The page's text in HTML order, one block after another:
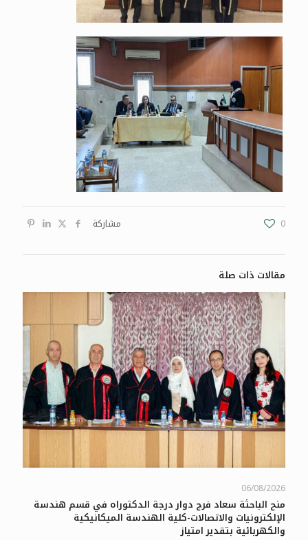
مشاركة 0
مقالات ذات صلة
06/08/2026
منح الباحثة سعاد فرج دوار درجة الدكتوراه في قسم هندسة
الإلكترونيات والاتصالات-كلية الهندسة الميكانيكية
والكهربائية بتقدير امتياز